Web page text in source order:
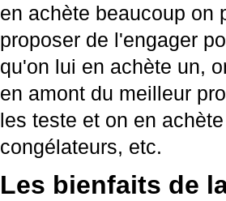
en achète beaucoup on
proposer de l'engager
qu'on lui en achète un,
en amont du meilleur
les teste et on en
congélateurs, etc.
Les bienfaits de